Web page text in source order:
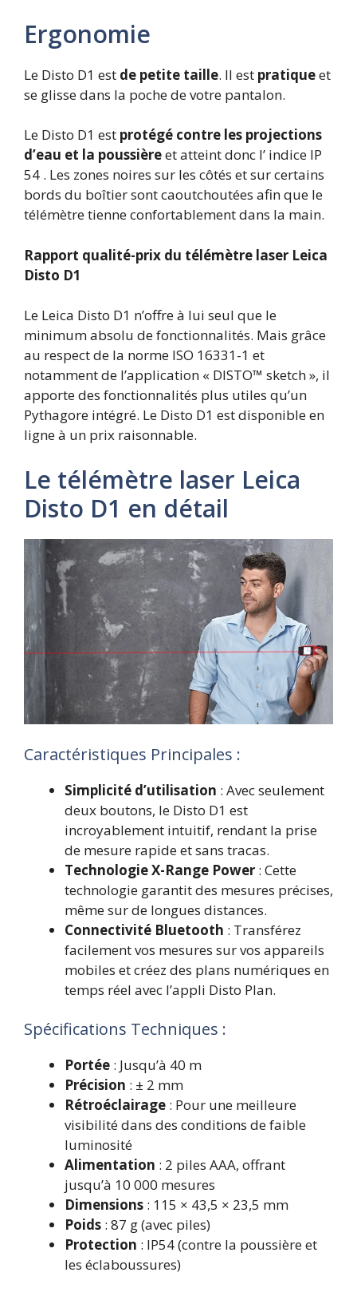
Ergonomie
Le Disto D1 est de petite taille. Il est pratiqueet
se glisse dans la poche de votre pantalon.
Le Disto D1 est protégé contre les projections
d’eau et la poussièreet atteint donc l’ indice IP
54 . Les zones noires sur les côtés et sur certains
bords du boîtier sont caoutchoutées afin que le
télémètre tienne confortablement dans la main.
Rapport qualité-prix du télémètre laser Leica
Disto D1
Le Leica Disto D1 n’offre à lui seul que le
minimum absolu de fonctionnalités. Mais grâce
au respect de la norme ISO 16331-1 et
notamment de l’application « DISTO™ sketch », il
apporte des fonctionnalités plus utiles qu’un
Pythagore intégré. Le Disto D1 est disponible en
ligne à un prix raisonnable.
Le télémètre laser Leica
Disto D1 en détail
Caractéristiques Principales :
Simplicité d’utilisation : Avec seulement
deux boutons, le Disto D1 est
incroyablement intuitif, rendant la prise
de mesure rapide et sans tracas.
Technologie X-Range Power : Cette
technologie garantit des mesures précises,
même sur de longues distances.
Connectivité Bluetooth : Transférez
facilement vos mesures sur vos appareils
mobiles et créez des plans numériques en
temps réel avec l’appli Disto Plan.
Spécifications Techniques :
Portée : Jusqu’à 40 m
Précision : ± 2 mm
Rétroéclairage : Pour une meilleure
visibilité dans des conditions de faible
luminosité
Alimentation : 2 piles AAA, offrant
jusqu’à 10 000 mesures
Dimensions : 115 × 43,5 × 23,5 mm
Poids : 87 g (avec piles)
Protection : IP54 (contre la poussière et
les éclaboussures)